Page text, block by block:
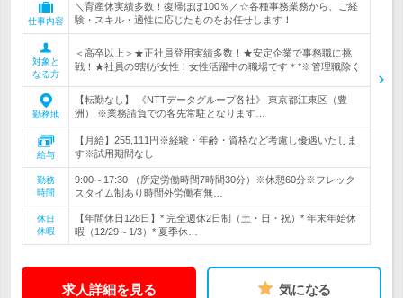
仕事内容
＼育産休実績多数！復帰ほぼ100％／☆各種事務業務から、ご経
験・スキル・適性に応じたものをお任せします！
対象と
なる方
＜高卒以上＞★正社員登用実績多数！★安定企業で事務職に挑
戦！★社員の9割が女性！女性活躍中の職場です＊*※管理職除く
勤務地
【転勤なし】 《NTTデータグループ各社》 東京都江東区（豊
洲） ※業務請負での客先常駐となります…
給与
【月給】255,111円※経験・年齢・資格など考慮し優遇いたしま
す※試用期間なし
勤務
時間
9:00～17:30 （所定労働時間7時間30分）※休憩60分※フレック
スタイム制あり時間外労働有無…
休日
休暇
【年間休日128日】* 完全週休2日制（土・日・祝）* 年末年始休
暇（12/29～1/3）* 夏季休…
求人詳細を見る 気になる